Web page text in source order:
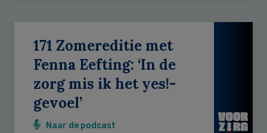
171 Zomereditie met
Fenna Eefting: ‘In de
zorg mis ik het yes!-
gevoel’
Naar de podcast